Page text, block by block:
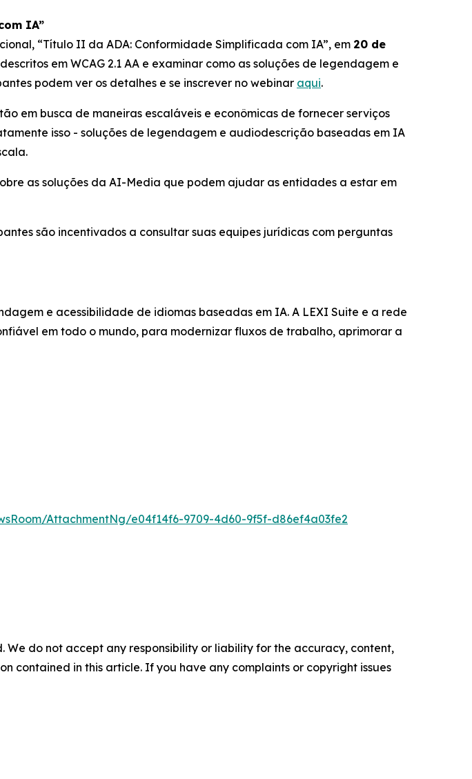
IA”
“Título II da ADA: Conformidade Simplificada com IA”, em 20 de
em WCAG 2.1 AA e examinar como as soluções de legendagem e
podem ver os detalhes e se inscrever no webinar aqui.
em busca de maneiras escaláveis e econômicas de fornecer serviços
isso - soluções de legendagem e audiodescrição baseadas em IA
as soluções da AI-Media que podem ajudar as entidades a estar em
são incentivados a consultar suas equipes jurídicas com perguntas
e acessibilidade de idiomas baseadas em IA. A LEXI Suite e a rede
em todo o mundo, para modernizar fluxos de trabalho, aprimorar a
AttachmentNg/e04f14f6-9709-4d60-9f5f-d86ef4a03fe2
We do not accept any responsibility or liability for the accuracy, content,
contained in this article. If you have any complaints or copyright issues